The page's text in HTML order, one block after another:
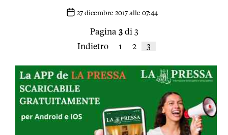
Palazzo Giustiniani la Costituzione
in vigore il primo gennaio 1948, consta
di 139 articoli e di 18 disposizioni
transitorie e finali.
27 dicembre 2017 alle 07:44
Pagina 3di 3
Indietro
1 2 3